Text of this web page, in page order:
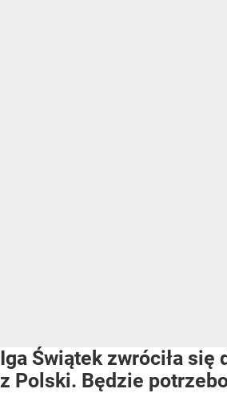
Iga Świątek zwróciła się
z Polski. Będzie